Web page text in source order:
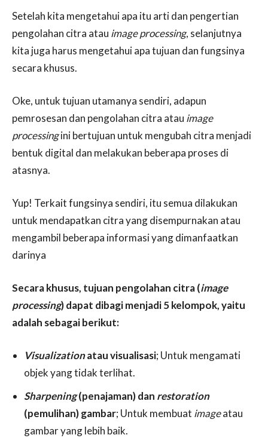
Setelah kita mengetahui apa itu arti dan pengertian
pengolahan citra atau image processing, selanjutnya
kita juga harus mengetahui apa tujuan dan fungsinya
secara khusus.
Oke, untuk tujuan utamanya sendiri, adapun
pemrosesan dan pengolahan citra atau image
processingini bertujuan untuk mengubah citra menjadi
bentuk digital dan melakukan beberapa proses di
atasnya.
Yup! Terkait fungsinya sendiri, itu semua dilakukan
untuk mendapatkan citra yang disempurnakan atau
mengambil beberapa informasi yang dimanfaatkan
darinya
Secara khusus, tujuan pengolahan citra (image
processing) dapat dibagi menjadi 5 kelompok, yaitu
adalah sebagai berikut:
Visualizationatau visualisasi; Untuk mengamati
objek yang tidak terlihat.
Sharpening(penajaman) dan restoration
(pemulihan) gambar; Untuk membuat imageatau
gambar yang lebih baik.